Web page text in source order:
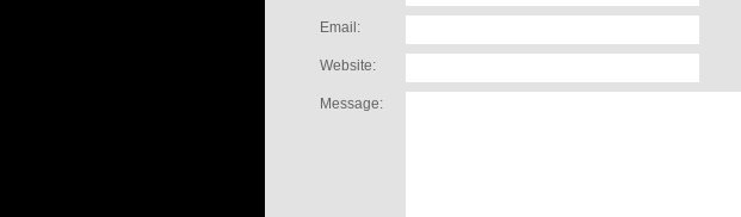
Email:
Website:
Message: